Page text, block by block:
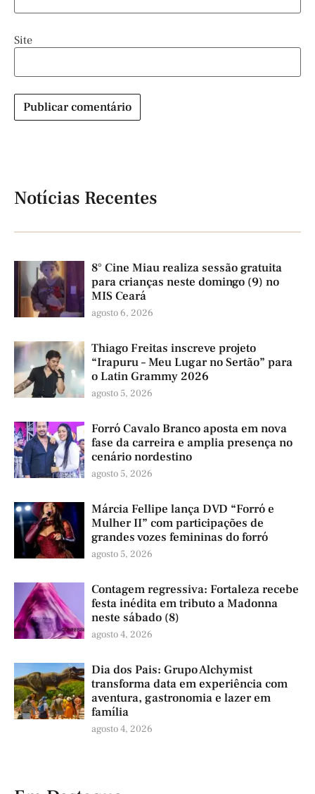
Site
Notícias Recentes
8° Cine Miau realiza sessão gratuita
para crianças neste domingo (9) no
MIS Ceará
agosto 6, 2026
Thiago Freitas inscreve projeto
“Irapuru – Meu Lugar no Sertão” para
o Latin Grammy 2026
agosto 5, 2026
Forró Cavalo Branco aposta em nova
fase da carreira e amplia presença no
cenário nordestino
agosto 5, 2026
Márcia Fellipe lança DVD “Forró e
Mulher II” com participações de
grandes vozes femininas do forró
agosto 5, 2026
Contagem regressiva: Fortaleza recebe
festa inédita em tributo a Madonna
neste sábado (8)
agosto 4, 2026
Dia dos Pais: Grupo Alchymist
transforma data em experiência com
aventura, gastronomia e lazer em
família
agosto 4, 2026